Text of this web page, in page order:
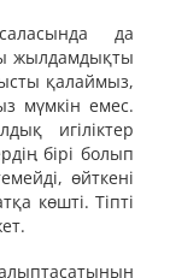
да
жылдамдықты
қалаймыз,
мүмкін емес.
игіліктер
бірі болып
өйткені
көшті. Тіпті